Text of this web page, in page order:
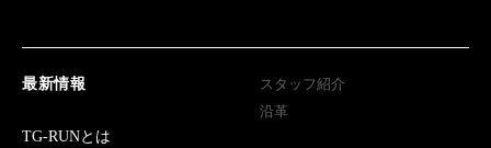
最新情報
TG-RUNとは
スタッフ紹介
沿革